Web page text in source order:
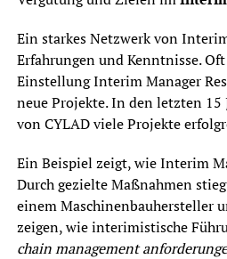
Ein starkes Netzwerk von
Erfahrungen und Kenntnisse.
Einstellung Interim Manager
neue Projekte. In den letzten 15
von CYLAD viele Projekte
Ein Beispiel zeigt, wie Interim
Durch gezielte Maßnahmen
einem Maschinenbauhersteller
zeigen, wie interimistische
chain management